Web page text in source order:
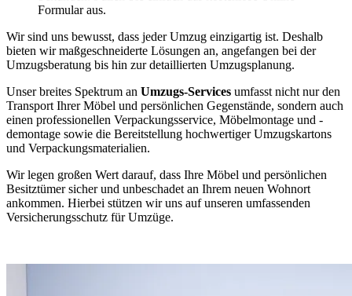
Formular aus.
Wir sind uns bewusst, dass jeder Umzug einzigartig ist. Deshalb
bieten wir maßgeschneiderte Lösungen an, angefangen bei der
Umzugsberatung bis hin zur detaillierten Umzugsplanung.
Unser breites Spektrum an Umzugs-Services umfasst nicht nur den
Transport Ihrer Möbel und persönlichen Gegenstände, sondern auch
einen professionellen Verpackungsservice, Möbelmontage und -
demontage sowie die Bereitstellung hochwertiger Umzugskartons
und Verpackungsmaterialien.
Wir legen großen Wert darauf, dass Ihre Möbel und persönlichen
Besitztümer sicher und unbeschadet an Ihrem neuen Wohnort
ankommen. Hierbei stützen wir uns auf unseren umfassenden
Versicherungsschutz für Umzüge.